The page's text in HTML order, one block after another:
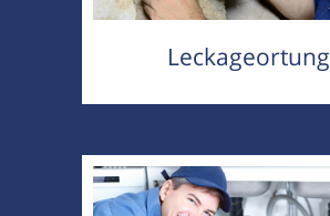
Leckageortung